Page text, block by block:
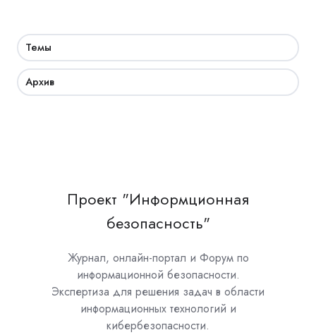
Темы
Архив
Проект "Информционная
безопасность"
Журнал, онлайн-портал и Форум по
информационной безопасности.
Экспертиза для решения задач в области
информационных технологий и
кибербезопасности.